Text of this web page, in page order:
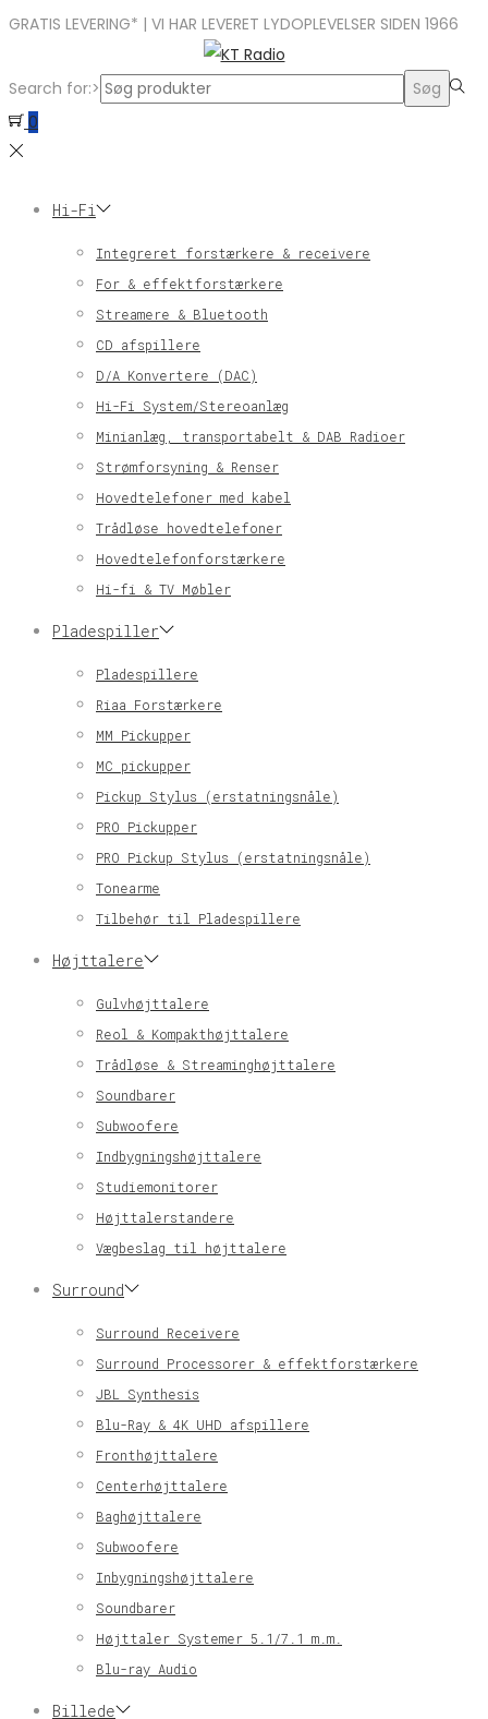
GRATIS LEVERING* | VI HAR LEVERET LYDOPLEVELSER SIDEN 1966
Search for:>
Søg
0
Hi-Fi
Integreret forstærkere & receivere
For & effektforstærkere
Streamere & Bluetooth
CD afspillere
D/A Konvertere (DAC)
Hi-Fi System/Stereoanlæg
Minianlæg, transportabelt & DAB Radioer
Strømforsyning & Renser
Hovedtelefoner med kabel
Trådløse hovedtelefoner
Hovedtelefonforstærkere
Hi-fi & TV Møbler
Pladespiller
Pladespillere
Riaa Forstærkere
MM Pickupper
MC pickupper
Pickup Stylus (erstatningsnåle)
PRO Pickupper
PRO Pickup Stylus (erstatningsnåle)
Tonearme
Tilbehør til Pladespillere
Højttalere
Gulvhøjttalere
Reol & Kompakthøjttalere
Trådløse & Streaminghøjttalere
Soundbarer
Subwoofere
Indbygningshøjttalere
Studiemonitorer
Højttalerstandere
Vægbeslag til højttalere
Surround
Surround Receivere
Surround Processorer & effektforstærkere
JBL Synthesis
Blu-Ray & 4K UHD afspillere
Fronthøjttalere
Centerhøjttalere
Baghøjttalere
Subwoofere
Inbygningshøjttalere
Soundbarer
Højttaler Systemer 5.1/7.1 m.m.
Blu-ray Audio
Billede